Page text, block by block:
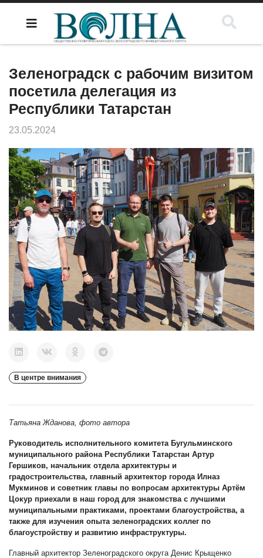
Зеленоградск с рабочим визитом
посетила делегация из
Республики Татарстан
23.05.2024
В центре внимания
Татьяна Жданова, фото автора
Руководитель исполнительного комитета Бугульминского
муниципального района Республики Татарстан Артур
Гершиков, начальник отдела архитектуры и
градостроительства, главный архитектор города Илназ
Мукминов и советник главы по вопросам архитектуры Артём
Цокур приехали в наш город для знакомства с лучшими
муниципальными практиками, проектами благоустройства, а
также для изучения опыта зеленоградских коллег по
благоустройству и развитию инфраструктуры.
Главный архитектор Зеленоградского округа Денис Крыщенко